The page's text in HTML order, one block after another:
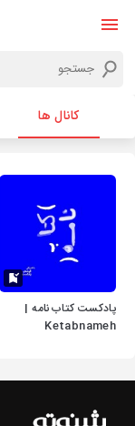
کانال ها
پادکست کتاب‌نامه |
Ketabnameh